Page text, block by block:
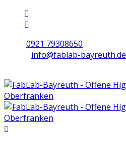
0921 79308650
info@fablab-bayreuth.de